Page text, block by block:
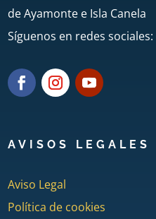
de Ayamonte e Isla Canela
Síguenos en redes sociales:
AVISOS LEGALES
Aviso Legal
Política de cookies